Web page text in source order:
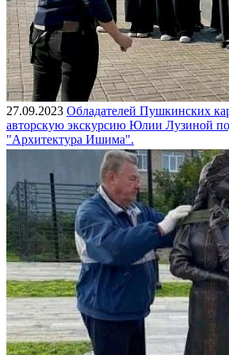
27.09.2023 Обладателей Пушкинских
авторскую экскурсию Юлии Лузиной
"Архитектура Ишима".